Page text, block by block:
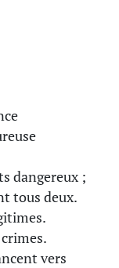
dangereux ;
tous deux.
vers